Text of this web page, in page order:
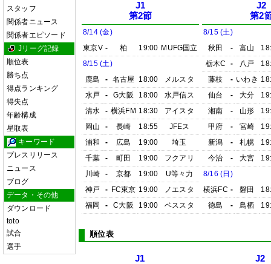
スタッフ
関係者ニュース
関係者エピソード
Jリーグ記録
順位表
勝ち点
得点ランキング
得失点
年齢構成
星取表
キーワード
プレスリリース
ニュース
ブログ
データ・その他
ダウンロード
toto
試合
選手
J1
第2節
8/14 (金)
東京V - 柏 19:00 MUFG国立
8/15 (土)
鹿島
- 名古屋 18:00
メルスタ
水戸
- G大阪 18:00
水戸信ス
清水
- 横浜FM 18:30
アイスタ
岡山
- 長崎 18:55
JFEス
浦和
- 広島 19:00
埼玉
千葉
- 町田 19:00
フクアリ
川崎
- 京都 19:00
U等々力
神戸
- FC東京 19:00
ノエスタ
福岡
- C大阪 19:00 ベススタ
J2
第2
8/15 (土)
秋田
- 富山
栃木C
- 八戸
藤枝
- いわき
仙台
- 大分
湘南
- 山形
甲府
- 宮崎
新潟
- 札幌
今治
- 大宮
8/16 (日)
横浜FC - 磐田
徳島
- 鳥栖
順位表
J1 J2